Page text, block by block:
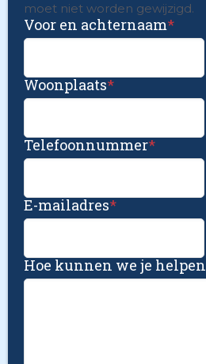
moet niet worden gewijzigd.
Voor en achternaam*
Woonplaats*
Telefoonnummer*
E-mailadres*
Hoe kunnen we je helpen